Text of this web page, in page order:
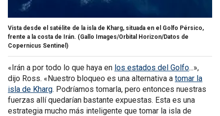
Vista desde el satélite de la isla de Kharg, situada en el Golfo Pérsico,
frente a la costa de Irán. (Gallo Images/Orbital Horizon/Datos de
Copernicus Sentinel)
«Irán a por todo lo que haya en los estados del Golfo...»,
dijo Ross. «Nuestro bloqueo es una alternativa a tomar la
isla de Kharg. Podríamos tomarla, pero entonces nuestras
fuerzas allí quedarían bastante expuestas. Esta es una
estrategia mucho más inteligente que tomar la isla de